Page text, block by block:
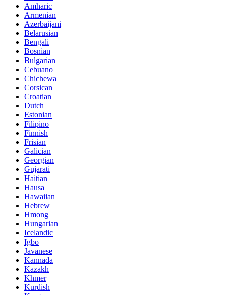
Amharic
Armenian
Azerbaijani
Belarusian
Bengali
Bosnian
Bulgarian
Cebuano
Chichewa
Corsican
Croatian
Dutch
Estonian
Filipino
Finnish
Frisian
Galician
Georgian
Gujarati
Haitian
Hausa
Hawaiian
Hebrew
Hmong
Hungarian
Icelandic
Igbo
Javanese
Kannada
Kazakh
Khmer
Kurdish